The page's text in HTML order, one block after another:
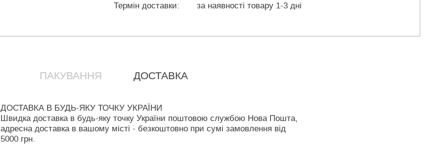
Термін доставки: за наявності товару 1-3 дні
ПАКУВАННЯ ДОСТАВКА
ДОСТАВКА В БУДЬ-ЯКУ ТОЧКУ УКРАЇНИ
Швидка доставка в будь-яку точку України поштовою службою Нова Пошта,
адресна доставка в вашому місті - безкоштовно при сумі замовлення від
5000 грн.